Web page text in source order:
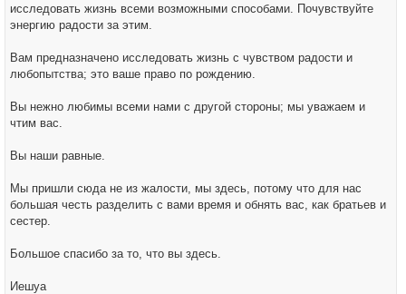
исследовать жизнь всеми возможными способами. Почувствуйте
энергию радости за этим.
Вам предназначено исследовать жизнь с чувством радости и
любопытства; это ваше право по рождению.
Вы нежно любимы всеми нами с другой стороны; мы уважаем и
чтим вас.
Вы наши равные.
Мы пришли сюда не из жалости, мы здесь, потому что для нас
большая честь разделить с вами время и обнять вас, как братьев и
сестер.
Большое спасибо за то, что вы здесь.
Иешуа